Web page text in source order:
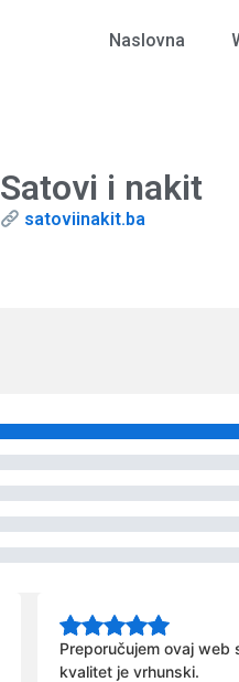
Naslovna
Satovi i nakit
satoviinakit.ba
Preporučujem ovaj web
kvalitet je vrhunski.